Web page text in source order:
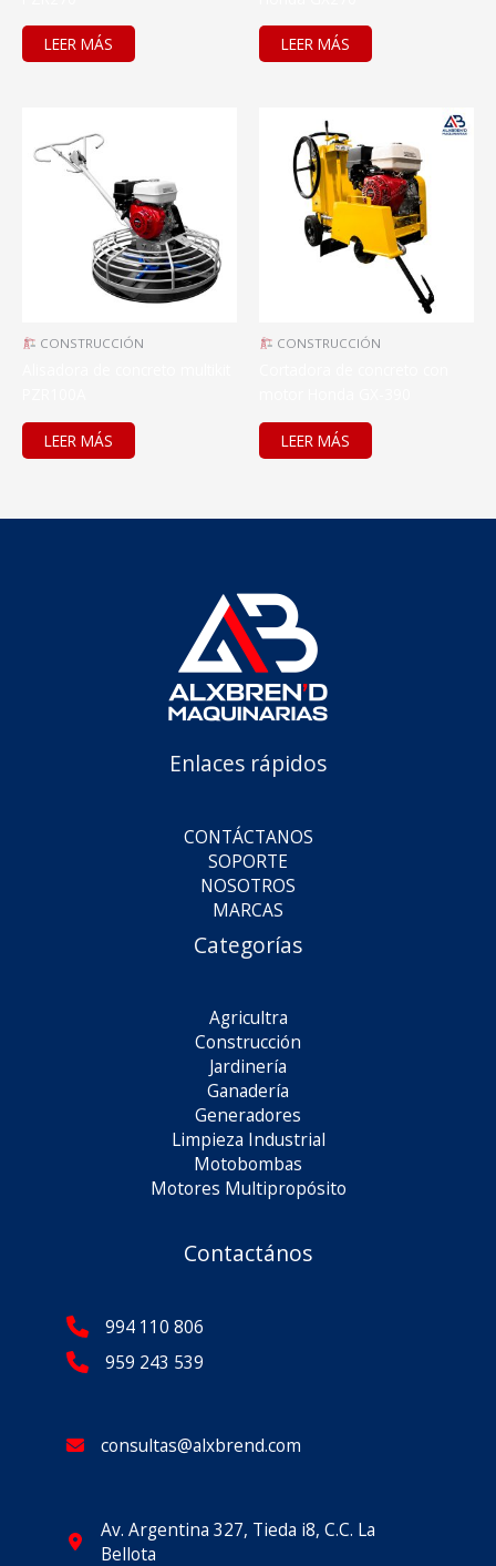
LEER MÁS LEER MÁS
CONSTRUCCIÓN
LEER MÁS
CONSTRUCCIÓN
LEER MÁS
Enlaces rápidos
CONTÁCTANOS
SOPORTE
NOSOTROS
MARCAS
Categorías
Agricultra
Construcción
Jardinería
Ganadería
Generadores
Limpieza Industrial
Motobombas
Motores Multipropósito
Contactános
994 110 806
959 243 539
consultas@alxbrend.com
Av. Argentina 327, Tieda i8, C.C. La
Bellota